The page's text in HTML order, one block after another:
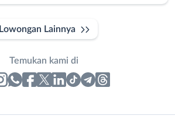
Lowongan Lainnya
Temukan kami di